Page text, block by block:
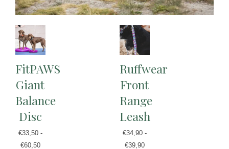
FitPAWS
Giant
Balance
Disc
€33,50 -
€60,50
Ruffwear
Front
Range
Leash
€34,90 -
€39,90